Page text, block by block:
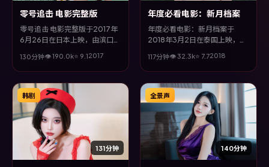
零号追击 电影完整版
零号追击 电影完整版于2017年
6月26日在日本上映，由滨口龙
卓等主演。全片以悬疑类型为主
线，在时代洪流与个体抉择之
间，故事层层推进，节奏紧凑而
不失细腻。
130分钟👁190.0k⭐ 9.12017
年度必看电影：新月档案
年度必看电影：新月档案于
2018年3月2日在泰国上映，由
廖凡、张译、章子怡等主演。全
片以传记类型为主线，视听语言
大胆实验，配乐与场面调度为全
片情绪推波助澜。
117分钟👁32.3k⭐ 7.72018
131分钟
韩剧
140分钟
全景声